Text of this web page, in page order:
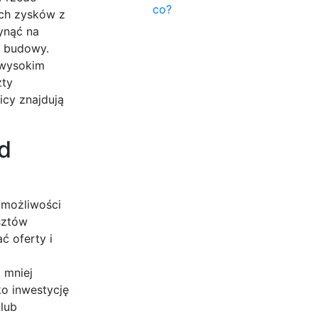
zysków z
na
znajdują
oferty i
inwestycję
co?